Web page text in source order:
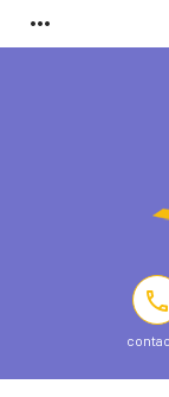
more_horiz
phone